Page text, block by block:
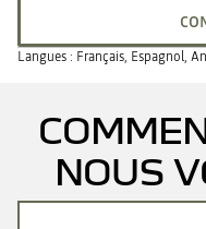
Langues : Français, Espagnol,
NOUS